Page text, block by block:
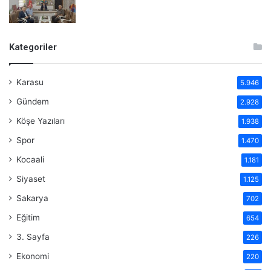
Kategoriler
Karasu 5.946
Gündem 2.928
Köşe Yazıları 1.938
Spor 1.470
Kocaali 1.181
Siyaset 1.125
Sakarya 702
Eğitim 654
3. Sayfa 226
Ekonomi 220